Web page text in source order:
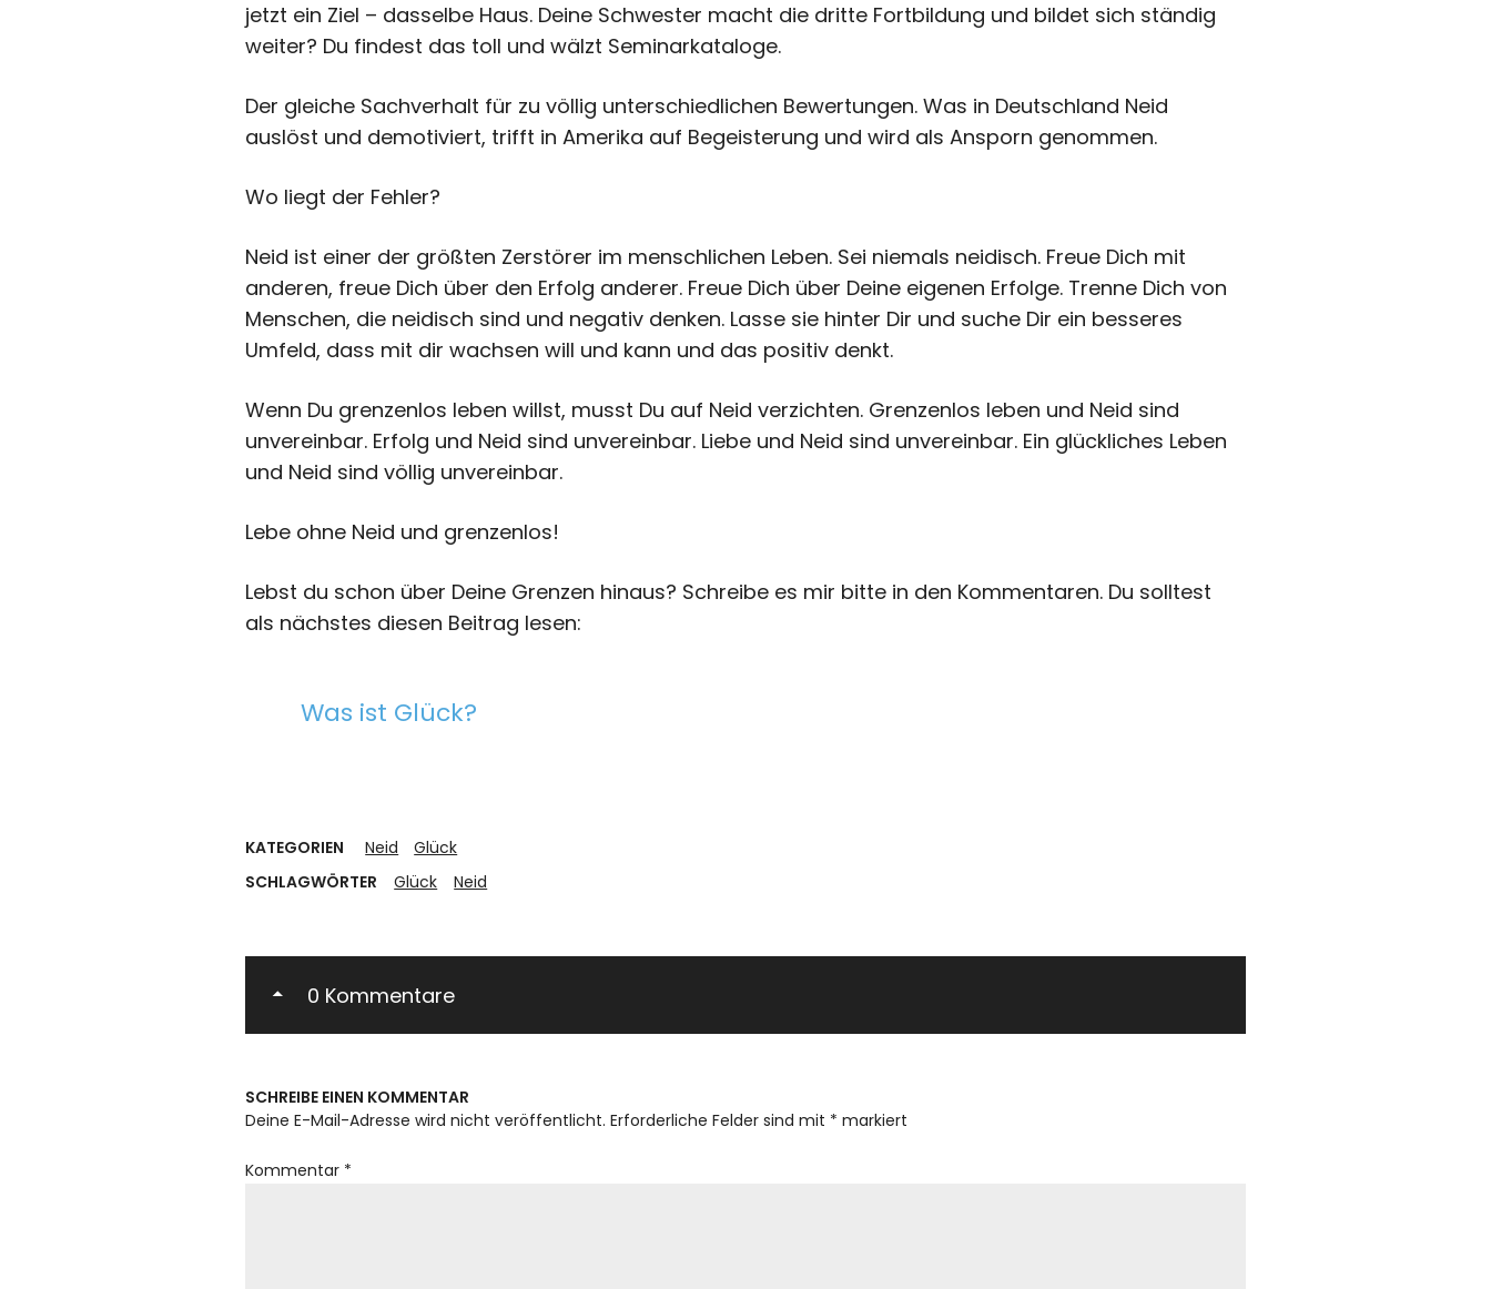
jetzt ein Ziel – dasselbe Haus. Deine Schwester macht die dritte Fortbildung und bildet sich ständig
weiter? Du findest das toll und wälzt Seminarkataloge.
Der gleiche Sachverhalt für zu völlig unterschiedlichen Bewertungen. Was in Deutschland Neid
auslöst und demotiviert, trifft in Amerika auf Begeisterung und wird als Ansporn genommen.
Wo liegt der Fehler?
Neid ist einer der größten Zerstörer im menschlichen Leben. Sei niemals neidisch. Freue Dich mit
anderen, freue Dich über den Erfolg anderer. Freue Dich über Deine eigenen Erfolge. Trenne Dich von
Menschen, die neidisch sind und negativ denken. Lasse sie hinter Dir und suche Dir ein besseres
Umfeld, dass mit dir wachsen will und kann und das positiv denkt.
Wenn Du grenzenlos leben willst, musst Du auf Neid verzichten. Grenzenlos leben und Neid sind
unvereinbar. Erfolg und Neid sind unvereinbar. Liebe und Neid sind unvereinbar. Ein glückliches Leben
und Neid sind völlig unvereinbar.
Lebe ohne Neid und grenzenlos!
Lebst du schon über Deine Grenzen hinaus? Schreibe es mir bitte in den Kommentaren. Du solltest
als nächstes diesen Beitrag lesen:
Was ist Glück?
KATEGORIEN Neid
Glück
SCHLAGWÖRTER
Glück Neid
0 Kommentare
SCHREIBE EINEN KOMMENTAR
Deine E-Mail-Adresse wird nicht veröffentlicht. Erforderliche Felder sind mit * markiert
Kommentar *